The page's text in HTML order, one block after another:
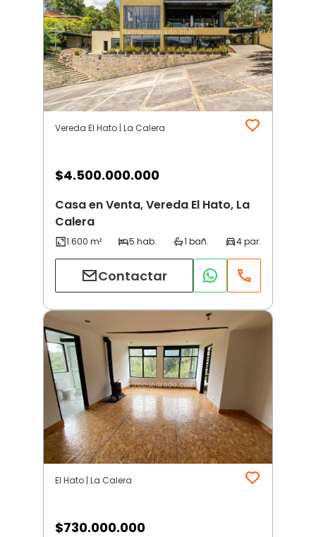
Vereda El Hato | La Calera
$4.500.000.000
Casa en Venta, Vereda El Hato, La
Calera
Contactar
El Hato | La Calera
$730.000.000